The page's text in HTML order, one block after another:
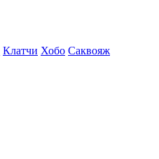
Клатчи Хобо Саквояж